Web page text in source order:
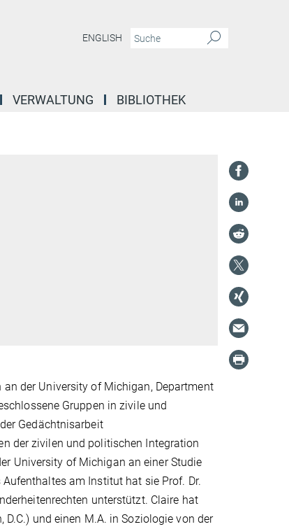
ENGLISH
VERWALTUNG BIBLIOTHEK
der University of Michigan, Department
Gruppen in zivile und
Gedächtnisarbeit
der zivilen und politischen Integration
University of Michigan an einer Studie
am Institut hat sie Prof. Dr.
unterstützt. Claire hat
und einen M.A. in Soziologie von der